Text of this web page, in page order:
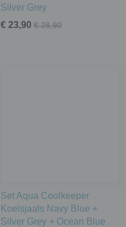
Silver Grey
€ 23,90 € 28,90
Set Aqua Coolkeeper
Koelsjaals Navy Blue +
Silver Grey + Ocean Blue